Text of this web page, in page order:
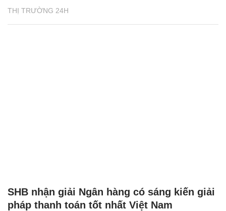
THỊ TRƯỜNG 24H
SHB nhận giải Ngân hàng có sáng kiến giải
pháp thanh toán tốt nhất Việt Nam